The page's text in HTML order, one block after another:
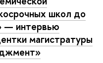
школ до
— интервью
магистратуры